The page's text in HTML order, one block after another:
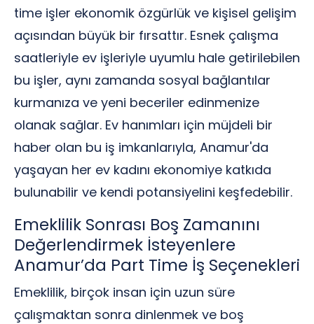
time işler ekonomik özgürlük ve kişisel gelişim
açısından büyük bir fırsattır. Esnek çalışma
saatleriyle ev işleriyle uyumlu hale getirilebilen
bu işler, aynı zamanda sosyal bağlantılar
kurmanıza ve yeni beceriler edinmenize
olanak sağlar. Ev hanımları için müjdeli bir
haber olan bu iş imkanlarıyla, Anamur'da
yaşayan her ev kadını ekonomiye katkıda
bulunabilir ve kendi potansiyelini keşfedebilir.
Emeklilik Sonrası Boş Zamanını
Değerlendirmek İsteyenlere
Anamur’da Part Time İş Seçenekleri
Emeklilik, birçok insan için uzun süre
çalışmaktan sonra dinlenmek ve boş